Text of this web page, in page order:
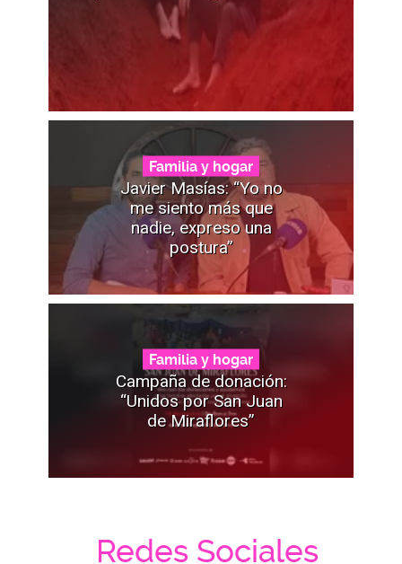
Familia y hogar
Javier Masías: “Yo no
me siento más que
nadie, expreso una
postura”
Familia y hogar
Campaña de donación:
“Unidos por San Juan
de Miraflores”
Redes Sociales